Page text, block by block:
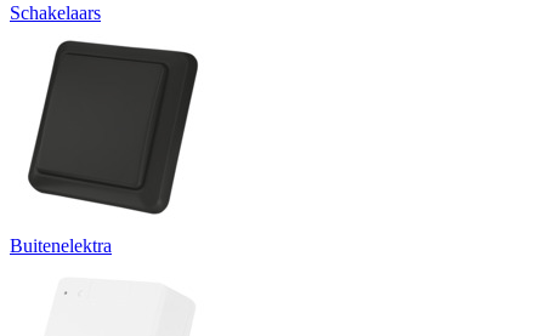
Schakelaars
Buitenelektra